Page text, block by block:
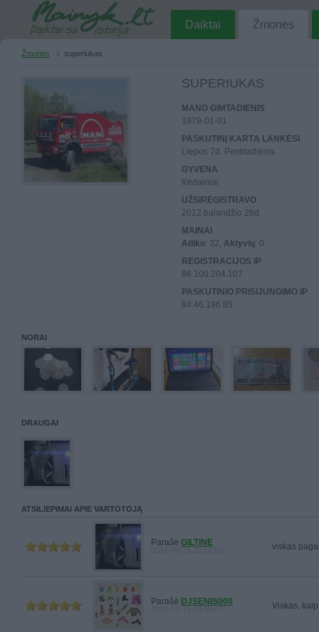
Daiktai Žmonės
Žmonės superiukas
SUPERIUKAS
MANO GIMTADIENIS
1979-01-01
PASKUTINĮ KARTĄ LANKĖSI
Liepos 7d. Penktadienis
GYVENA
Kėdainiai
UŽSIREGISTRAVO
2012 balandžio 26d.
MAINAI
Atliko: 32, Aktyvių: 0
REGISTRACIJOS IP
86.100.204.107
PASKUTINIO PRISIJUNGIMO IP
84.46.196.85
NORAI
DRAUGAI
ATSILIEPIMAI APIE VARTOTOJĄ
Parašė GILTINE viskas
Parašė DJSENIS000 Viskas,